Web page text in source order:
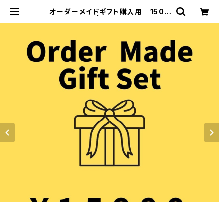
オーダーメイドギフト購入用 1500